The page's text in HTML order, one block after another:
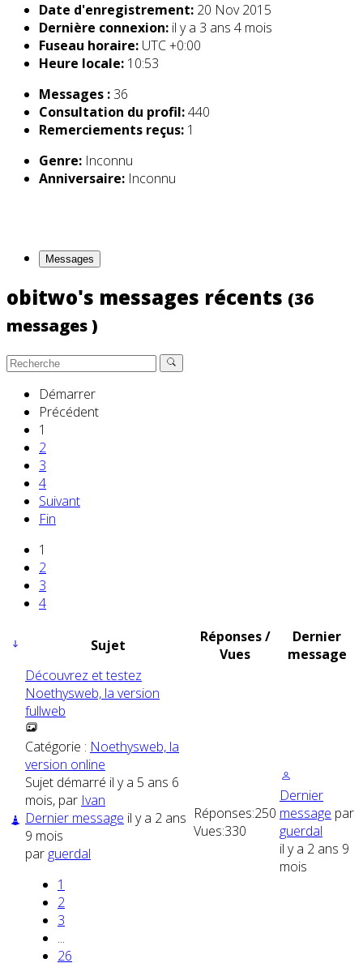
Date d'enregistrement: 20 Nov 2015
Dernière connexion: il y a 3 ans 4 mois
Fuseau horaire: UTC +0:00
Heure locale: 10:53
Messages : 36
Consultation du profil:440
Remerciements reçus: 1
Genre: Inconnu
Anniversaire: Inconnu
Messages
obitwo's messages récents (36
messages )
Démarrer
Précédent
1
2
3
4
Suivant
Fin
1
2
3
4
Sujet
Réponses /
Vues
Dernier
message
Découvrez et testez
Noethysweb, la version
fullweb
Catégorie : Noethysweb, la
version online
Sujet démarré il y a 5 ans 6
mois, par Ivan
Dernier message il y a 2 ans
9 mois
par guerdal
1
2
3
...
26
Réponses:250
Vues:330
Dernier
message par
guerdal
il y a 2 ans 9
mois